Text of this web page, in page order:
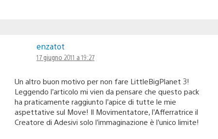
enzatot
17 giugno 2011 a 19:27
Un altro buon motivo per non fare LittleBigPlanet 3!
Leggendo l’articolo mi vien da pensare che questo pack
ha praticamente raggiunto l’apice di tutte le mie
aspettative sul Move! Il Movimentatore, l’Afferratrice il
Creatore di Adesivi solo l’immaginazione è l’unico limite!